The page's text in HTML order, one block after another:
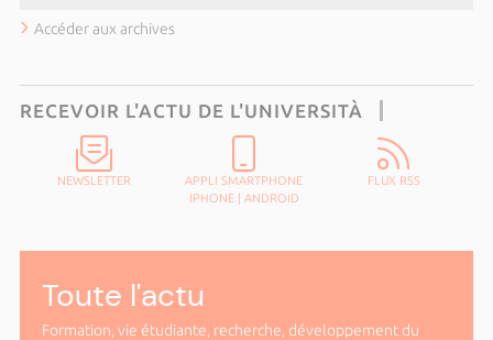
Accéder aux archives
RECEVOIR L'ACTU DE L'UNIVERSITÀ
NEWSLETTER
APPLI SMARTPHONE
IPHONE| ANDROID
FLUX RSS
Toute l'actu
Formation, vie étudiante, recherche, développement du